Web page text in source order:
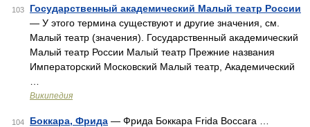
103
Государственный академический Малый театр России
— У этого термина существуют и другие значения, см.
Малый театр (значения). Государственный академический
Малый театр России Малый театр Прежние названия
Императорский Московский Малый театр, Академический
Википедия
104 Боккара, Фрида — Фрида Боккара Frida Boccara …